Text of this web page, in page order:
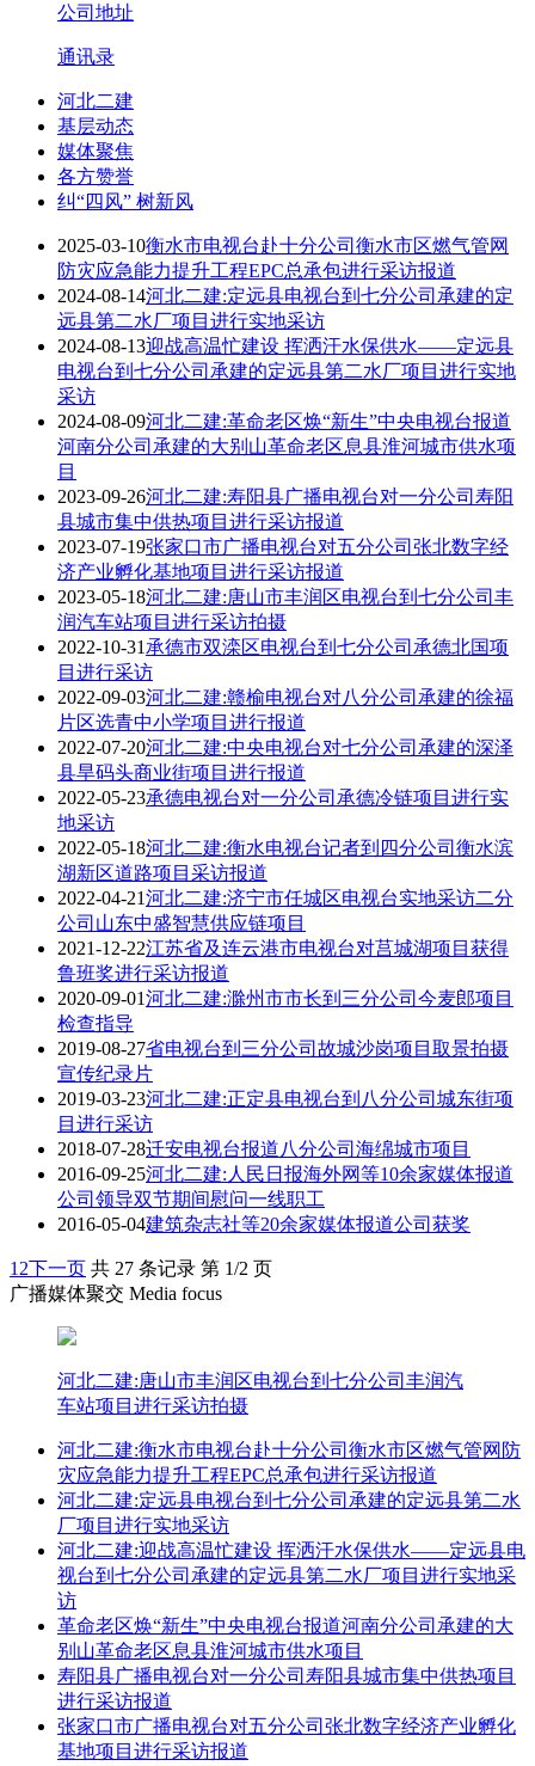
公司地址
通讯录
河北二建
基层动态
媒体聚焦
各方赞誉
纠“四风” 树新风
2025-03-10衡水市电视台赴十分公司衡水市区燃气管网
防灾应急能力提升工程EPC总承包进行采访报道
2024-08-14河北二建:定远县电视台到七分公司承建的定
远县第二水厂项目进行实地采访
2024-08-13迎战高温忙建设 挥洒汗水保供水——定远县
电视台到七分公司承建的定远县第二水厂项目进行实地
采访
2024-08-09河北二建:革命老区焕“新生”中央电视台报道
河南分公司承建的大别山革命老区息县淮河城市供水项
目
2023-09-26河北二建:寿阳县广播电视台对一分公司寿阳
县城市集中供热项目进行采访报道
2023-07-19张家口市广播电视台对五分公司张北数字经
济产业孵化基地项目进行采访报道
2023-05-18河北二建:唐山市丰润区电视台到七分公司丰
润汽车站项目进行采访拍摄
2022-10-31 承德市双滦区电视台到七分公司承德北国项
目进行采访
2022-09-03河北二建:赣榆电视台对八分公司承建的徐福
片区选青中小学项目进行报道
2022-07-20河北二建:中央电视台对七分公司承建的深泽
县旱码头商业街项目进行报道
2022-05-23承德电视台对一分公司承德冷链项目进行实
地采访
2022-05-18河北二建:衡水电视台记者到四分公司衡水滨
湖新区道路项目采访报道
2022-04-21河北二建:济宁市任城区电视台实地采访二分
公司山东中盛智慧供应链项目
2021-12-22江苏省及连云港市电视台对莒城湖项目获得
鲁班奖进行采访报道
2020-09-01河北二建:滁州市市长到三分公司今麦郎项目
检查指导
2019-08-27省电视台到三分公司故城沙岗项目取景拍摄
宣传纪录片
2019-03-23河北二建:正定县电视台到八分公司城东街项
目进行采访
2018-07-28迁安电视台报道八分公司海绵城市项目
2016-09-25河北二建:人民日报海外网等10余家媒体报道
公司领导双节期间慰问一线职工
2016-05-04建筑杂志社等20余家媒体报道公司获奖
1 2下一页 共 27 条记录 第 1/2 页
广播媒体聚交 Media focus
河北二建:唐山市丰润区电视台到七分公司丰润汽
车站项目进行采访拍摄
河北二建:衡水市电视台赴十分公司衡水市区燃气管网防
灾应急能力提升工程EPC总承包进行采访报道
河北二建:定远县电视台到七分公司承建的定远县第二水
厂项目进行实地采访
河北二建:迎战高温忙建设 挥洒汗水保供水——定远县电
视台到七分公司承建的定远县第二水厂项目进行实地采
访
革命老区焕“新生”中央电视台报道河南分公司承建的大
别山革命老区息县淮河城市供水项目
寿阳县广播电视台对一分公司寿阳县城市集中供热项目
进行采访报道
张家口市广播电视台对五分公司张北数字经济产业孵化
基地项目进行采访报道